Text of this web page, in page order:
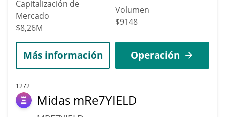
Capitalización de
Mercado
$8,26M
Volumen
$9148
Más información Operación
1272
Midas mRe7YIELD